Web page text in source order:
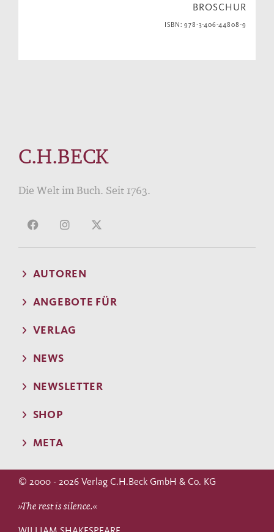
BROSCHUR
ISBN: 978-3-406-44808-9
C.H.BECK
Die Welt im Buch. Seit 1763.
AUTOREN
ANGEBOTE FÜR
VERLAG
NEWS
NEWSLETTER
SHOP
META
© 2000 - 2026 Verlag C.H.Beck GmbH & Co. KG
»The rest is silence.«